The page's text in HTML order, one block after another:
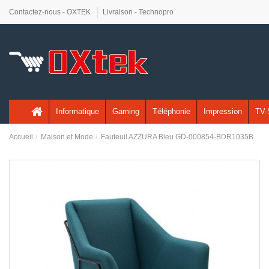
Contactez-nous - OXTEK Livraison - Technopro
Informatique Gaming Téléphonie Impression
Accueil Maison et Mode Fauteuil AZZURA Bleu GD-000854-BDR1035B